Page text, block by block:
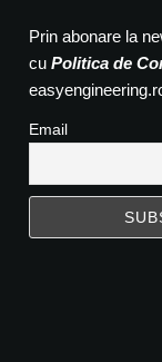
Prin abonare la
cu Politica de
Email